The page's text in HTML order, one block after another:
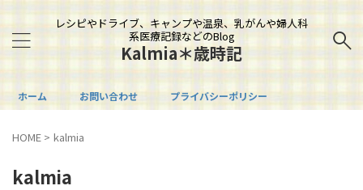
レシピやドライブ、キャンプや温泉、乳がんや婦人科
系医療記録などのBlog
Kalmia＊歳時記
ホーム お問い合わせ プライバシーポリシー
HOME > kalmia
kalmia